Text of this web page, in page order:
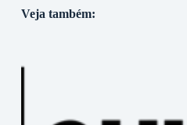
Veja também: